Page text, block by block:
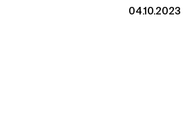
04.10.2023